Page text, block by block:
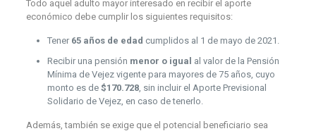
Todo aquel adulto mayor interesado en recibir el aporte
económico debe cumplir los siguientes requisitos:
Tener 65 años de edad cumplidos al 1 de mayo de 2021.
Recibir una pensión menor o igual al valor de la Pensión
Mínima de Vejez vigente para mayores de 75 años, cuyo
monto es de$170.728, sin incluir el Aporte Previsional
Solidario de Vejez, en caso de tenerlo.
Además, también se exige que el potencial beneficiario sea